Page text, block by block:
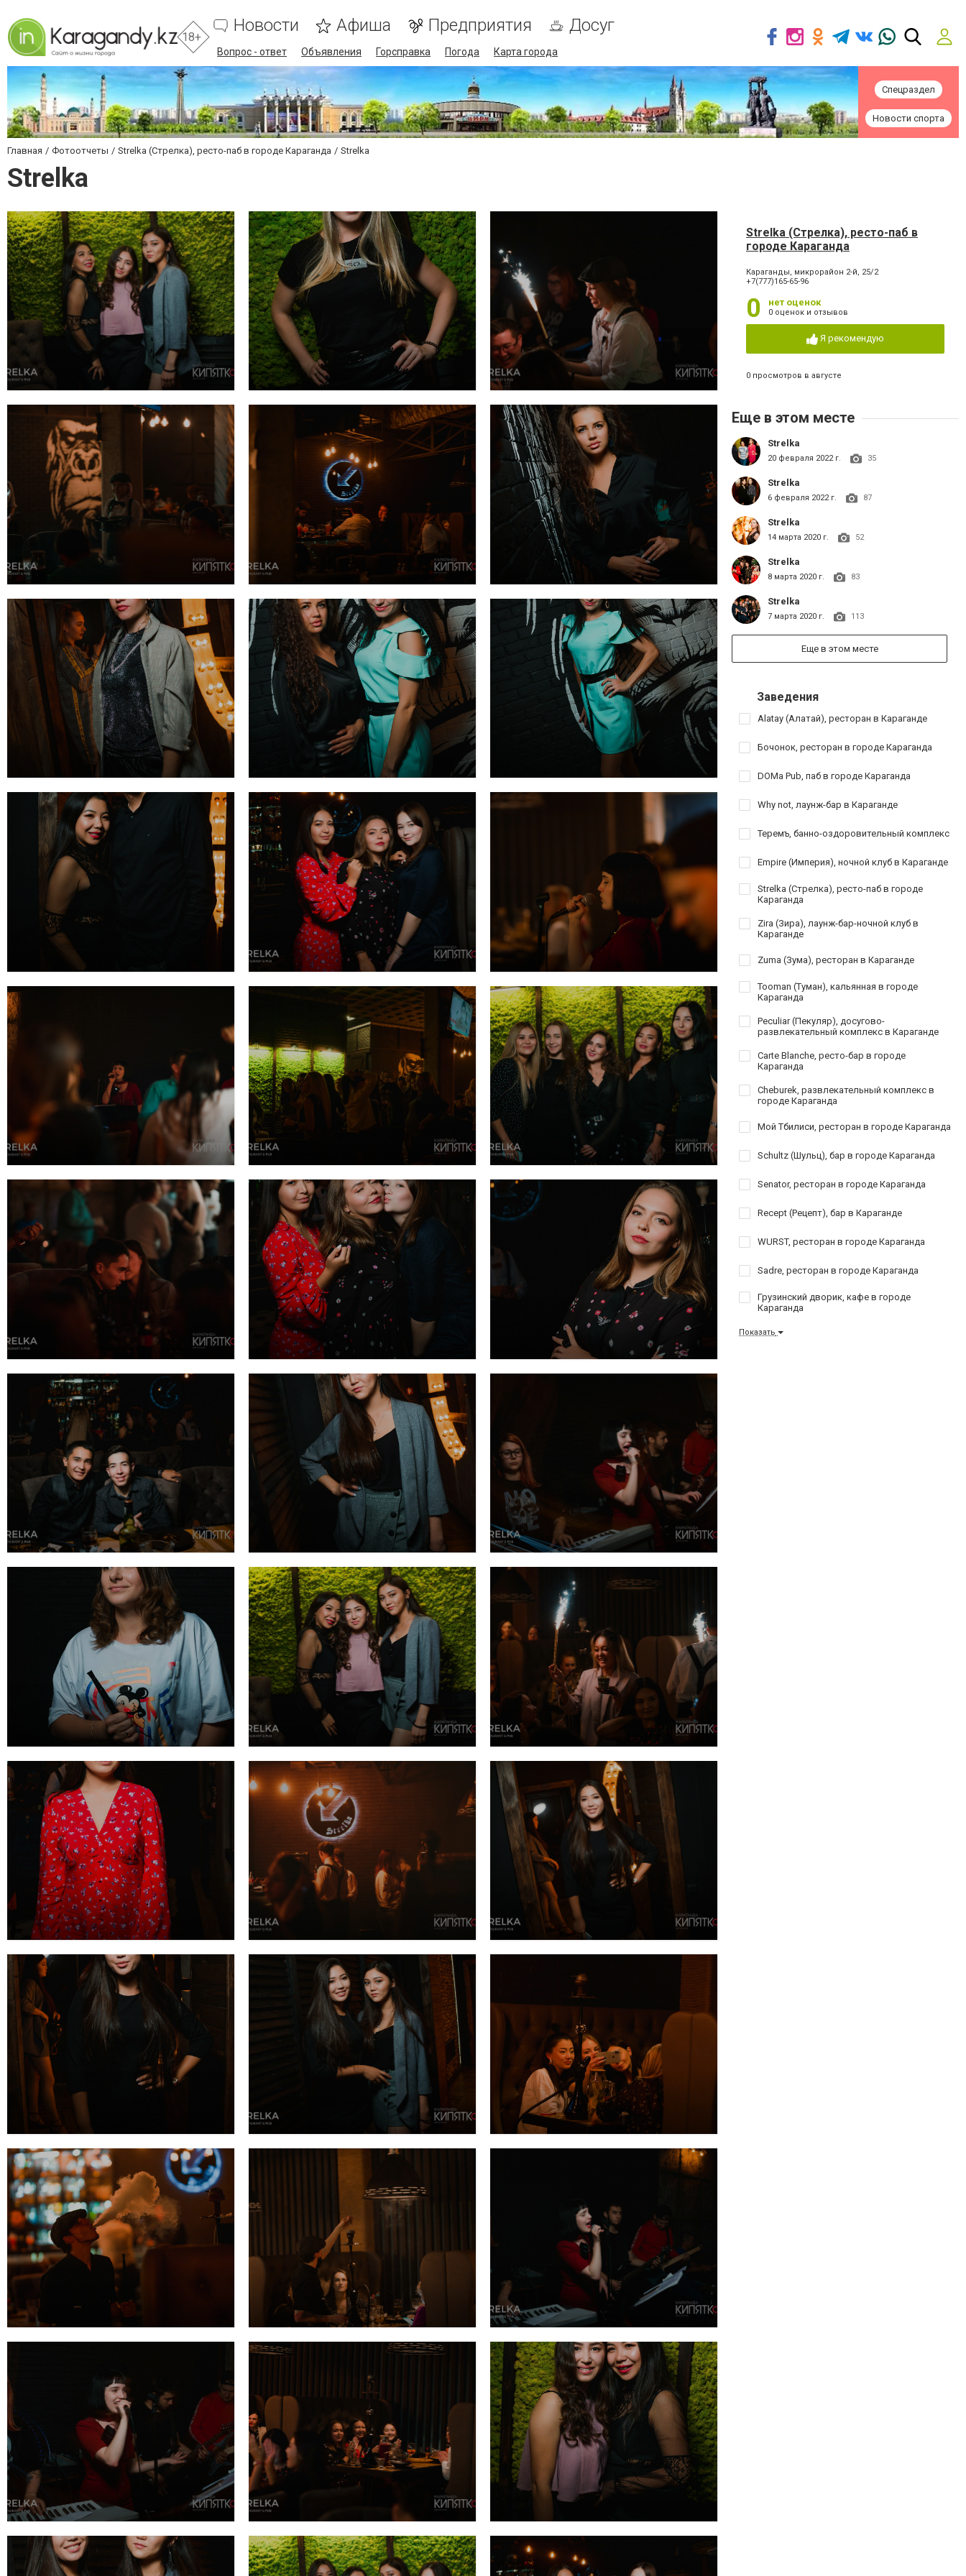
18+
Новости Афиша Предприятия Досуг
Вопрос - ответ Объявления Горсправка Погода Карта города
Спецраздел
Новости спорта
Главная Фотоотчеты Strelka (Стрелка), ресто-паб в городе Караганда Strelka
Strelka
Strelka (Стрелка), ресто-паб в
городе Караганда
Караганды, микрорайон 2-й, 25/2
+7(777)165-65-96
0 нет оценок
0 оценок и отзывов
Я рекомендую
0 просмотров в августе
Еще в этом месте
Strelka
20 февраля 2022 г. 35
Strelka
6 февраля 2022 г. 87
Strelka
14 марта 2020 г. 52
Strelka
8 марта 2020 г. 83
Strelka
7 марта 2020 г. 113
Еще в этом месте
Заведения
Alatay (Алатай), ресторан в Караганде
Бочонок, ресторан в городе Караганда
DOMa Pub, паб в городе Караганда
Why not, лаунж-бар в Караганде
Теремъ, банно-оздоровительный комплекс
Empire (Империя), ночной клуб в Караганде
Strelka (Стрелка), ресто-паб в городе
Караганда
Zira (Зира), лаунж-бар-ночной клуб в
Караганде
Zuma (Зума), ресторан в Караганде
Tooman (Туман), кальянная в городе
Караганда
Peculiar (Пекуляр), досугово-
развлекательный комплекс в Караганде
Carte Blanche, ресто-бар в городе
Караганда
Cheburek, развлекательный комплекс в
городе Караганда
Мой Тбилиси, ресторан в городе Караганда
Schultz (Шульц), бар в городе Караганда
Senator, ресторан в городе Караганда
Recept (Рецепт), бар в Караганде
WURST, ресторан в городе Караганда
Sadre, ресторан в городе Караганда
Грузинский дворик, кафе в городе
Караганда
Показать